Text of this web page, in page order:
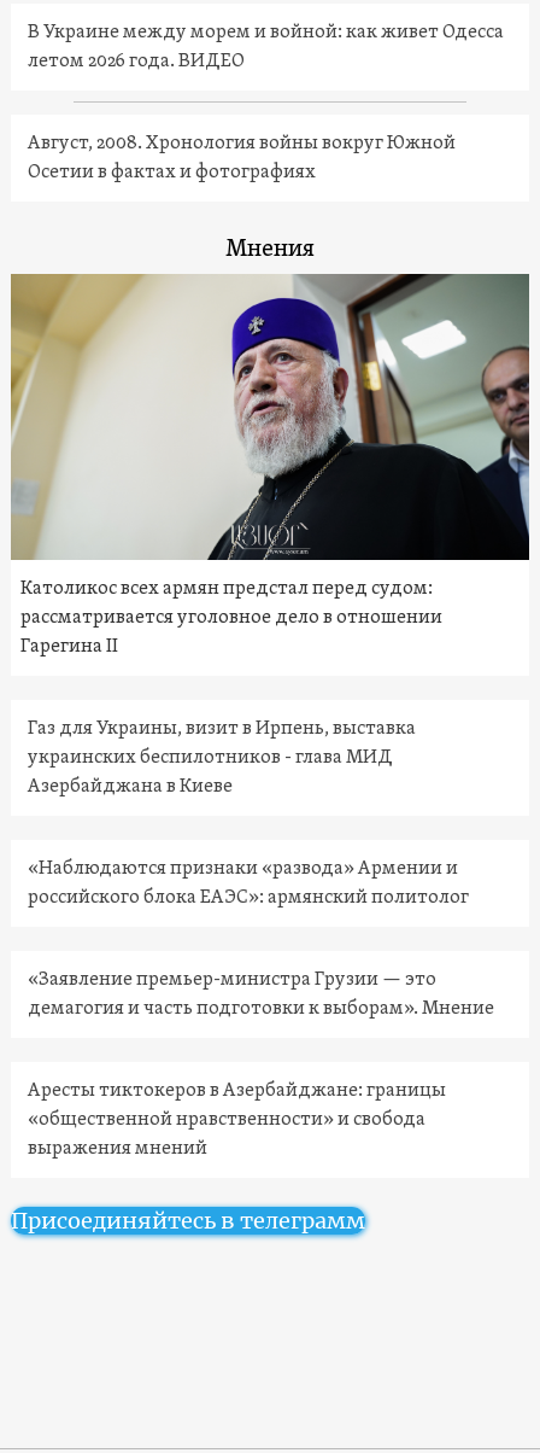
В Украине между морем и войной: как живет Одесса
летом 2026 года. ВИДЕО
Август, 2008. Хронология войны вокруг Южной
Осетии в фактах и фотографиях
Мнения
Католикос всех армян предстал перед судом:
рассматривается уголовное дело в отношении
Гарегина II
Газ для Украины, визит в Ирпень, выставка
украинских беспилотников - глава МИД
Азербайджана в Киеве
«Наблюдаются признаки «развода» Армении и
российского блока ЕАЭС»: армянский политолог
«Заявление премьер-министра Грузии — это
демагогия и часть подготовки к выборам». Мнение
Аресты тиктокеров в Азербайджане: границы
«общественной нравственности» и свобода
выражения мнений
Присоединяйтесь в телеграмм